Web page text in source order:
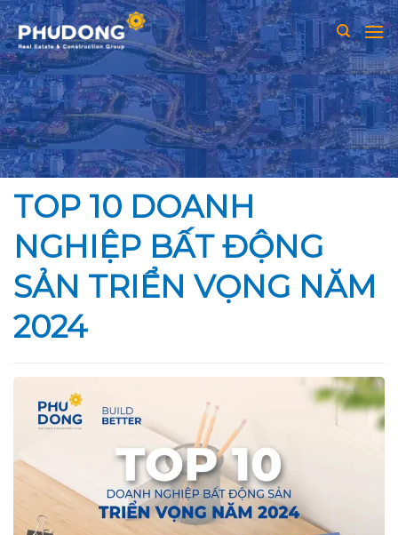
Skip
to
content
TOP 10 DOANH
NGHIỆP BẤT ĐỘNG
SẢN TRIỂN VỌNG NĂM
2024